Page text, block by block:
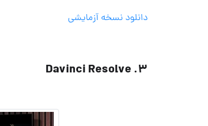
دانلود نسخه آزمایشی
3. Davinci Resolve